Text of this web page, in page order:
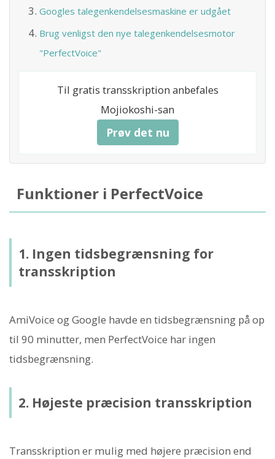
Googles talegenkendelsesmaskine er udgået
Brug venligst den nye talegenkendelsesmotor
"PerfectVoice"
Til gratis transskription anbefales
Mojiokoshi-san
Prøv det nu
Funktioner i PerfectVoice
1. Ingen tidsbegrænsning for
transskription
AmiVoice og Google havde en tidsbegrænsning på op
til 90 minutter, men PerfectVoice har ingen
tidsbegrænsning.
2. Højeste præcision transskription
Transskription er mulig med højere præcision end